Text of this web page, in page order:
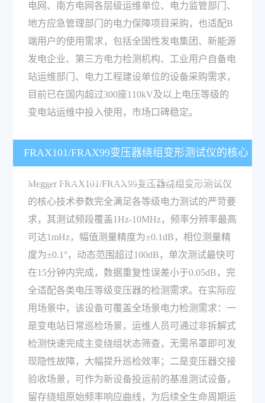
电网、南方电网各层级运维单位、电力监管部门、
地方应急管理部门的电力保障项目采购，也适配B
端用户的使用需求，包括全国性发电集团、新能源
发电企业、第三方电力检测机构、工业用户自备电
站运维部门、电力工程建设单位的设备采购需求，
目前已在国内超过300座110kV及以上电压等级的
变电站运维中投入使用，市场口碑稳定。
FRAX101/FRAX99变压器绕组变形测试仪的核心
技术参数是什么？能覆盖哪些电力检测场景？
Megger FRAX101/FRAX99变压器绕组变形测试仪
的核心技术参数完全满足各等级电力测试的严苛要
求，其测试频段覆盖1Hz-10MHz，频率分辨率最高
可达1mHz，幅值测量精度为±0.1dB，相位测量精
度为±0.1°，动态范围超过100dB，单次测试最快可
在15分钟内完成，数据重复性误差小于0.05dB，完
全适配各类电压等级变压器的检测需求。在实际应
用场景中，该设备可覆盖全场景电力检测需求：一
是变电站日常巡检场景，运维人员可通过非拆解式
检测快速完成主变绕组状态筛查，无需吊罩即可发
现隐性故障，大幅提升巡检效率；二是变压器交接
验收场景，可作为新设备投运前的基准测试设备，
留存绕组原始频率响应曲线，为后续全生命周期运